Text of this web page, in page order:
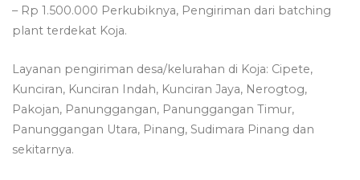
– Rp 1.500.000 Perkubiknya, Pengiriman dari batching
plant terdekat Koja.
Layanan pengiriman desa/kelurahan di Koja: Cipete,
Kunciran, Kunciran Indah, Kunciran Jaya, Nerogtog,
Pakojan, Panunggangan, Panunggangan Timur,
Panunggangan Utara, Pinang, Sudimara Pinang dan
sekitarnya.